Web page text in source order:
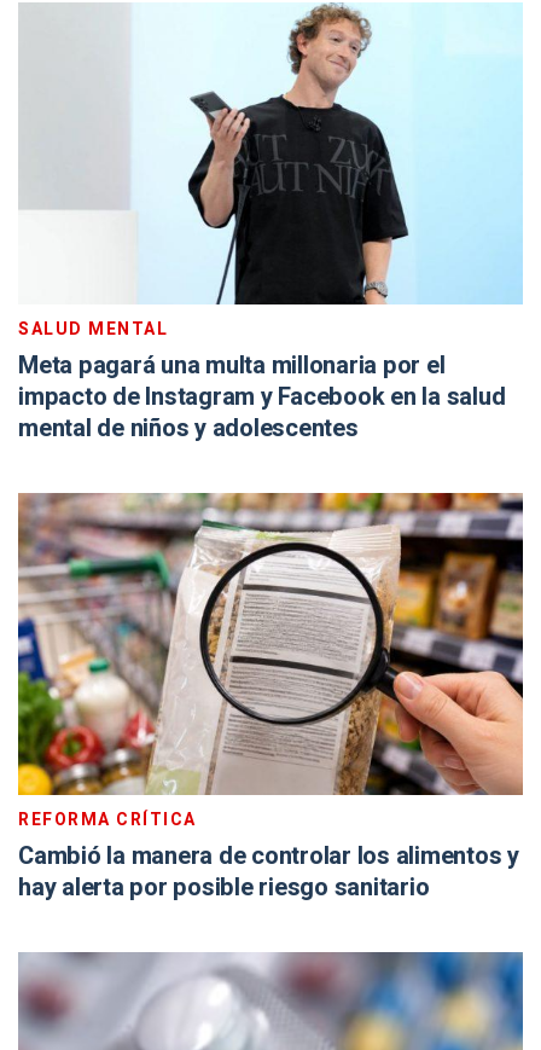
SALUD MENTAL
Meta pagará una multa millonaria por el
impacto de Instagram y Facebook en la salud
mental de niños y adolescentes
REFORMA CRÍTICA
Cambió la manera de controlar los alimentos y
hay alerta por posible riesgo sanitario